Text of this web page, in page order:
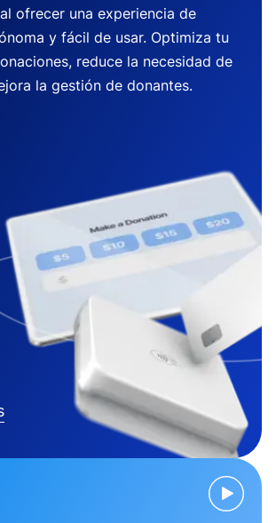
ofrecer una experiencia de
y fácil de usar. Optimiza tu
reduce la necesidad de
la gestión de donantes.